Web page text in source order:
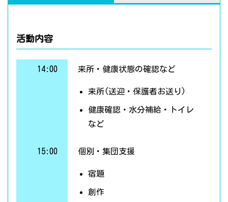
活動内容
14:00 来所・健康状態の確認など
来所(送迎・保護者お送り)
健康確認・水分補給・トイレ
など
15:00 個別・集団支援
宿題
創作